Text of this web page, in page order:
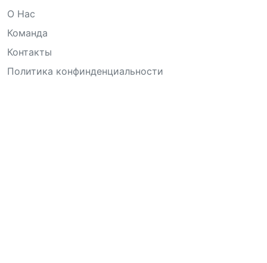
О Нас
Команда
Контакты
Политика конфинденциальности